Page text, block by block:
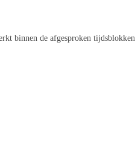
binnen de afgesproken